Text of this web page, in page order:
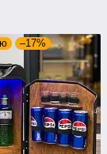
–17%